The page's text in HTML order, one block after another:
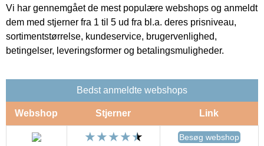
Vi har gennemgået de mest populære webshops og anmeldt
dem med stjerner fra 1 til 5 ud fra bl.a. deres prisniveau,
sortimentstørrelse, kundeservice, brugervenlighed,
betingelser, leveringsformer og betalingsmuligheder.
Bedst anmeldte webshops
Webshop Stjerner Link
Besøg webshop